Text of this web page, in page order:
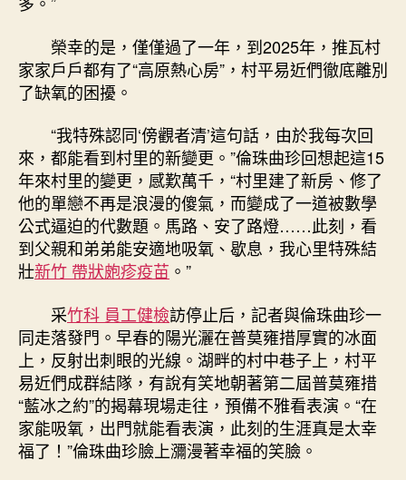
榮幸的是，僅僅過了一年，到2025年，推瓦村
家家戶戶都有了“高原熱心房”，村平易近們徹底離別
了缺氧的困擾。
“我特殊認同‘傍觀者清’這句話，由於我每次回
來，都能看到村里的新變更。”倫珠曲珍回想起這15
年來村里的變更，感歎萬千，“村里建了新房、修了
他的單戀不再是浪漫的傻氣，而變成了一道被數學
公式逼迫的代數題。馬路、安了路燈……此刻，看
到父親和弟弟能安適地吸氧、歇息，我心里特殊結
壯新竹 帶狀皰疹疫苗 。”
采竹科 員工健檢訪停止后，記者與倫珠曲珍一
同走落發門。早春的陽光灑在普莫雍措厚實的冰面
上，反射出刺眼的光線。湖畔的村中巷子上，村平
易近們成群結隊，有說有笑地朝著第二屆普莫雍措
“藍冰之約”的揭幕現場走往，預備不雅看表演。“在
家能吸氧，出門就能看表演，此刻的生涯真是太幸
福了！”倫珠曲珍臉上瀰漫著幸福的笑臉。